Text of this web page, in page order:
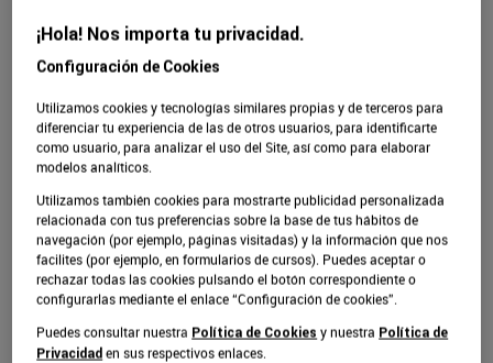
La BIU, UNIVERSITY, abre espacios para la
interrelación social y educativa, sobre artículos
divulgativos de la experiencia investigativa, en el seno
de la Universidad y que se difunda a todos los espacios,
académicos y otros.
Para ello, se hace uso de las nuevas tecnologías
virtuales y de desarrollo personal para el éxito en las
gestiones que realizan cada ente participante o
empresario.
¡Hola! Nos importa tu privacidad.
Configuración de Cookies
Utilizamos cookies y tecnologías similares propias y de terceros para
diferenciar tu experiencia de las de otros usuarios, para identificarte
como usuario, para analizar el uso del Site, así como para elaborar
modelos analíticos.
Utilizamos también cookies para mostrarte publicidad personalizada
relacionada con tus preferencias sobre la base de tus hábitos de
navegación (por ejemplo, páginas visitadas) y la información que nos
facilites (por ejemplo, en formularios de cursos). Puedes aceptar o
rechazar todas las cookies pulsando el botón correspondiente o
configurarlas mediante el enlace “Configuración de cookies”.
Puedes consultar nuestra Política de Cookies y nuestra Política de
Privacidad en sus respectivos enlaces.